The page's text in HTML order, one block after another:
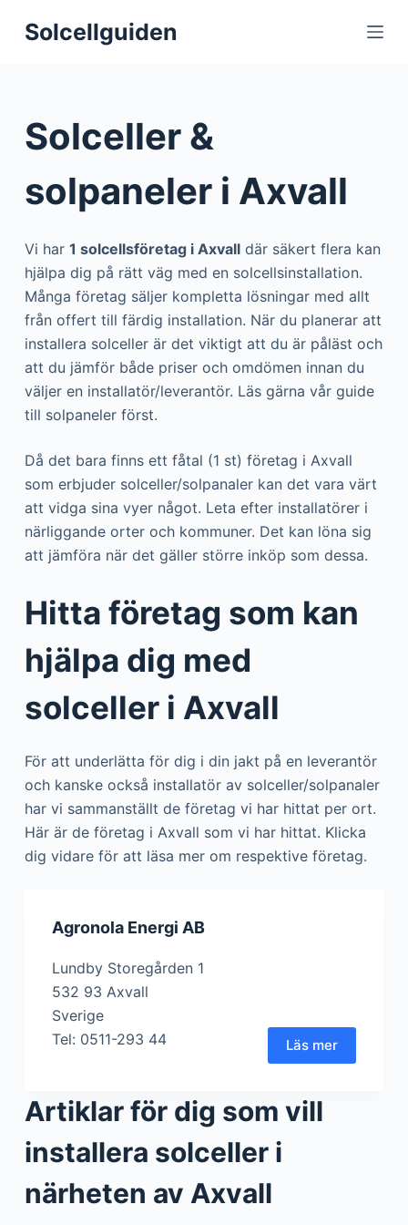
S
o
o
n
Solcellguiden
Solceller &
solpaneler i Axvall
Vi har 1 solcellsföretag i Axvalldär säkert flera kan
hjälpa dig på rätt väg med en solcellsinstallation.
Många företag säljer kompletta lösningar med allt
från offert till färdig installation. När du planerar att
installera solceller är det viktigt att du är påläst och
att du jämför både priser och omdömen innan du
väljer en installatör/leverantör. Läs gärna vår guide
till solpaneler först.
Då det bara finns ett fåtal (1 st) företag i Axvall
som erbjuder solceller/solpanaler kan det vara värt
att vidga sina vyer något. Leta efter installatörer i
närliggande orter och kommuner. Det kan löna sig
att jämföra när det gäller större inköp som dessa.
Hitta företag som kan
hjälpa dig med
solceller i Axvall
För att underlätta för dig i din jakt på en leverantör
och kanske också installatör av solceller/solpanaler
har vi sammanställt de företag vi har hittat per ort.
Här är de företag i Axvall som vi har hittat. Klicka
dig vidare för att läsa mer om respektive företag.
Agronola Energi AB
Lundby Storegården 1
532 93 Axvall
Sverige
Tel: 0511-293 44
Läs mer
Artiklar för dig som vill
installera solceller i
närheten av Axvall